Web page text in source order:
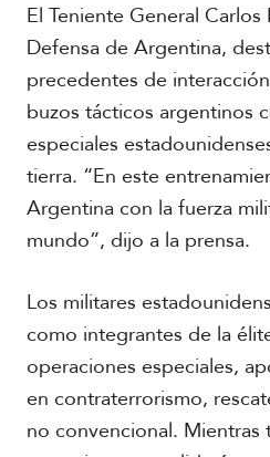
El Teniente General
Defensa de Argentina,
precedentes de
buzos tácticos argentinos
especiales
tierra. “En este
Argentina con la fuerza
mundo”, dijo a la prensa.
Los militares
como integrantes de la
operaciones especiales,
en contraterrorismo,
no convencional.